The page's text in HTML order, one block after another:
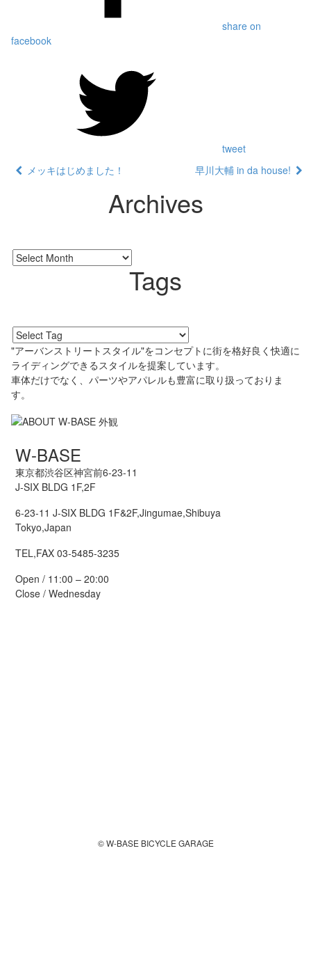
share on
facebook
tweet
メッキはじめました！
早川大輔 in da house!
Archives
Tags
"アーバンストリートスタイル"をコンセプトに街を格好良く快適に
ライディングできるスタイルを提案しています。
車体だけでなく、パーツやアパレルも豊富に取り扱っておりま
す。
W-BASE
東京都渋谷区神宮前6-23-11
J-SIX BLDG 1F,2F
6-23-11 J-SIX BLDG 1F&2F,Jingumae,Shibuya
Tokyo,Japan
TEL,FAX 03-5485-3235
Open / 11:00 – 20:00
Close / Wednesday
© W-BASE BICYCLE GARAGE